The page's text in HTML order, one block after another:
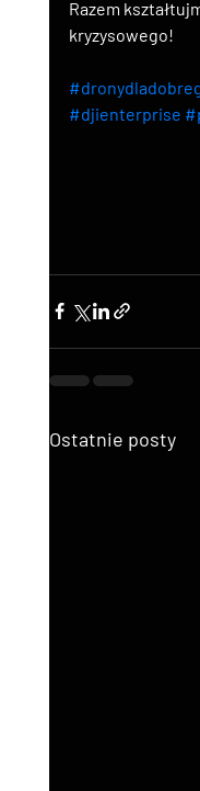
Razem
kryzysowego!
#djienterprise
Ostatnie posty